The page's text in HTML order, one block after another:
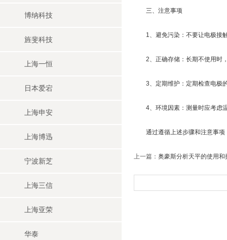
博纳科技
旌斐科技
上海一恒
日本爱宕
上海申安
上海博迅
宁波新芝
上海三信
上海亚荣
华泰
三、注意事项
1、避免污染：不要让电极接
2、正确存储：长期不使用时，
3、定期维护：定期检查电极的
4、环境因素：测量时应考虑温
通过遵循上述步骤和注意事项
上一篇： 奥豪斯分析天平的使用和